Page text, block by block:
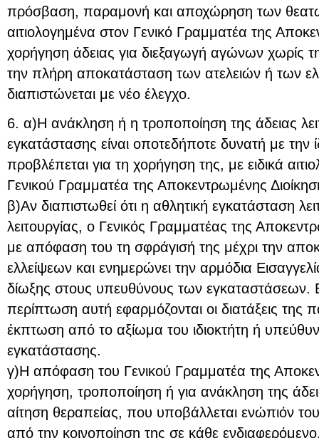
πρόσβαση, παραμονή και αποχώρηση των
αιτιολογημένα στον Γενικό Γραμματέα της
χορήγηση άδειας για διεξαγωγή αγώνων χωρίς
την πλήρη αποκατάσταση των ατελειών ή των
διαπιστώνεται με νέο έλεγχο.
6. α)Η ανάκληση ή η τροποποίηση της άδειας
εγκατάστασης είναι οποτεδήποτε δυνατή με την
προβλέπεται για τη χορήγηση της, με ειδικά
Γενικού Γραμματέα της Αποκεντρωμένης
β)Αν διαπιστωθεί ότι η αθλητική εγκατάσταση
λειτουργίας, ο Γενικός Γραμματέας της
με απόφαση του τη σφράγισή της μέχρι την
ελλείψεων και ενημερώνει την αρμόδια
δίωξης στους υπευθύνους των εγκαταστάσεων.
περίπτωση αυτή εφαρμόζονται οι διατάξεις της
έκπτωση από το αξίωμα του ιδιοκτήτη ή
εγκατάστασης.
γ)Η απόφαση του Γενικού Γραμματέα της
χορήγηση, τροποποίηση ή για ανάκληση της
αίτηση θεραπείας, που υποβάλλεται ενώπιόν
από την κοινοποίηση της σε κάθε